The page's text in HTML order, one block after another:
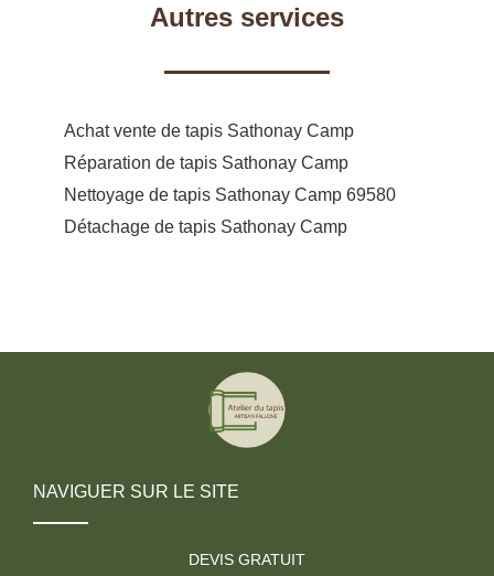
Autres services
Achat vente de tapis Sathonay Camp
Réparation de tapis Sathonay Camp
Nettoyage de tapis Sathonay Camp 69580
Détachage de tapis Sathonay Camp
NAVIGUER SUR LE SITE
DEVIS GRATUIT